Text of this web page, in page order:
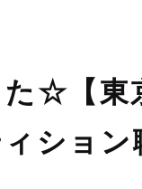
た☆【
ショ